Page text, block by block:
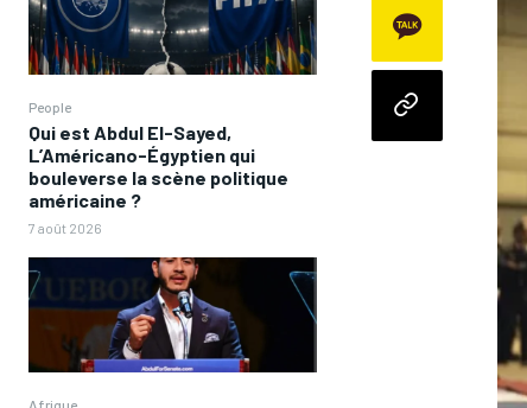
People
Qui est Abdul El-Sayed,
L’Américano-Égyptien qui
bouleverse la scène politique
américaine ?
7 août 2026